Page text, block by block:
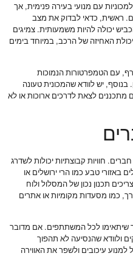
עם מנועי בעירה פנימית, אך
ראשית, כדאי לבדוק את מצב
יכולה להיות משמעותית. צמיגים
האחיזה של הרכב, במיוחד בימים
עם הטמפרטורות הנמוכות
יש לוודא שהמכונית טעונה
לצאת לדרכים ארוכות או לא
חוויות קבוצתיות יכולות לשדרג
באזורי טבע כמו הרי ירושלים או
תכנון נכון של המסלול ולוח
כמו מסעדות מקומיות או אתרים
שיתאימו לכל המשתתפים. אם מדובר
ולוודא שהנסיעה לא תהפוך
עיכובים ולשפר את האווירה